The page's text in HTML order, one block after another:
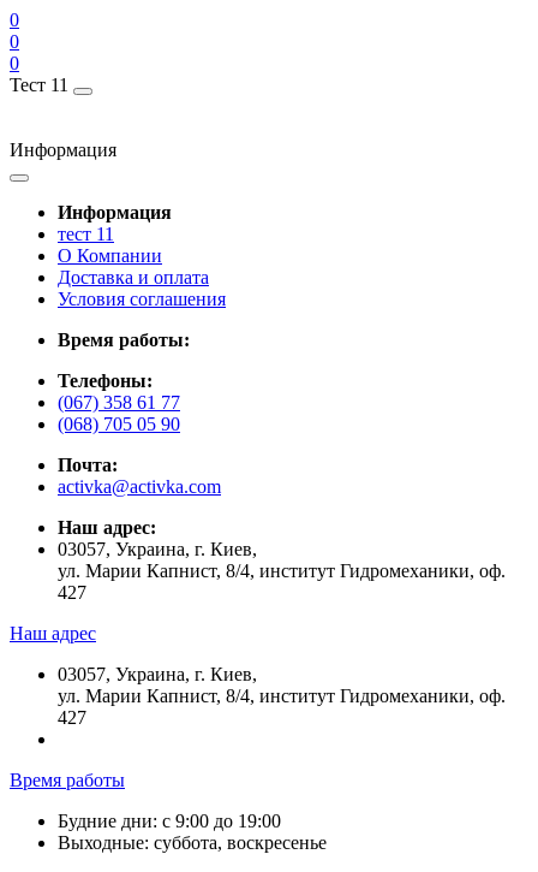
0
0
0
Тест 11
Информация
Информация
тест 11
О Компании
Доставка и оплата
Условия соглашения
Время работы:
Телефоны:
(067) 358 61 77
(068) 705 05 90
Почта:
activka@activka.com
Наш адрес:
03057, Украина, г. Киев,
ул. Марии Капнист, 8/4, институт Гидромеханики, оф.
427
Наш адрес
03057, Украина, г. Киев,
ул. Марии Капнист, 8/4, институт Гидромеханики, оф.
427
Время работы
Будние дни: с 9:00 до 19:00
Выходные: суббота, воскресенье